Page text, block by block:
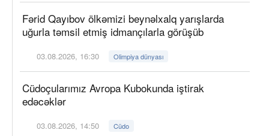
Fərid Qayıbov ölkəmizi beynəlxalq yarışlarda
uğurla təmsil etmiş idmançılarla görüşüb
03.08.2026, 16:30 Olimpiya dünyası
Cüdoçularımız Avropa Kubokunda iştirak
edəcəklər
03.08.2026, 14:50 Cüdo